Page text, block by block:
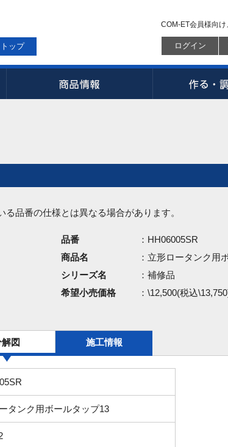
トップ
COM-ET会員様向け
ログイン
品番の仕様とは異なる場合があります。
品番
：HH06005SR
商品名
：立形ロータンク用
シリーズ名
：補修品
希望小売価格
：\12,500(税込
図 施工情報
タンク用ボールタップ13